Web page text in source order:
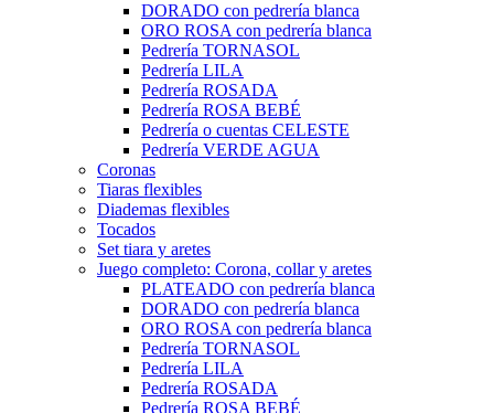
DORADO con pedrería blanca
ORO ROSA con pedrería blanca
Pedrería TORNASOL
Pedrería LILA
Pedrería ROSADA
Pedrería ROSA BEBÉ
Pedrería o cuentas CELESTE
Pedrería VERDE AGUA
Coronas
Tiaras flexibles
Diademas flexibles
Tocados
Set tiara y aretes
Juego completo: Corona, collar y aretes
PLATEADO con pedrería blanca
DORADO con pedrería blanca
ORO ROSA con pedrería blanca
Pedrería TORNASOL
Pedrería LILA
Pedrería ROSADA
Pedrería ROSA BEBÉ